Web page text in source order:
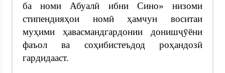
ба номи Абуалӣ ибни Сино» низоми
стипендияҳои номӣ ҳамчун воситаи
муҳими ҳавасмандгардонии донишҷӯёни
фаъол ва соҳибистеъдод роҳандозӣ
гардидааст.